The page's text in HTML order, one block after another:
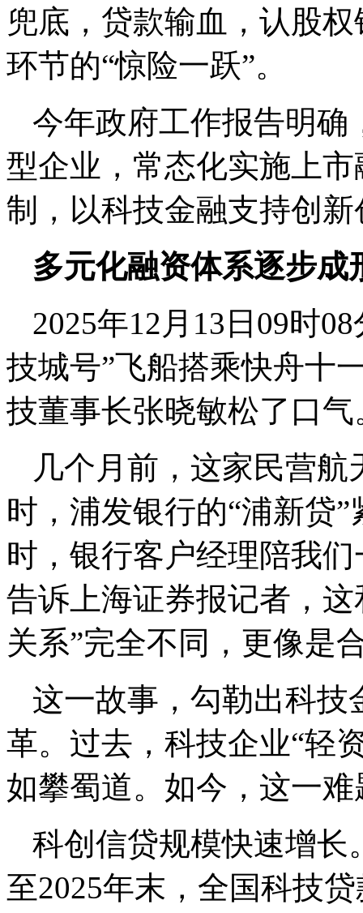
兜底，贷款输血，认股
环节的“惊险一跃”。
今年政府工作报告明确
型企业，常态化实施上
制，以科技金融支持创新
多元化融资体系逐步成
2025年12月13日09时
技城号”飞船搭乘快舟十
技董事长张晓敏松了口气
几个月前，这家民营
时，浦发银行的“浦新贷
时，银行客户经理陪我
告诉上海证券报记者，
关系”完全不同，更像是
这一故事，勾勒出科技
革。过去，科技企业“轻
如攀蜀道。如今，这一
科创信贷规模快速增长
至2025年末，全国科技